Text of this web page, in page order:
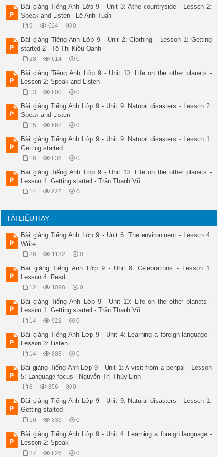
1.There are four advertisements for learning a foreign
2. New English Institute is at 108 Trang Thi Street.
3. Students can study English, Spanish, or Chinese at
4. The first advertisement, English classes start in late
True/ False Statements
three
False
True
French
True
False
True/ False statements
Vocabulary
Shark attack
UNIT 4
LEARNING A FOREIGN LANGUAGE
Lesson 3: READ ( P. 36)
UNIT 4
Lesson 3: READ ( P. 36)
LEARNING A FOREIGN LANGUAGE
UNIT 4
Lesson 3: READ ( P. 36)
Slap the board
Set the scene
Complete
COMPLETE
School
Class time
(Morning/
afternoon/
Language level (beginner/ intermediate/ advanced)
Time to start
Academy of Language
New English Institute
morning, afternoon, evening
advanced
morning
evening
beginner
November
afternoon
evening,
beginner
(today )
Academy of Language
New English Institute
Mr Lam
Here is his notes
Bài giảng Tiếng Anh Lớp 9 - Unit 3: Athe countryside - Lesson 2:
Speak and Listen - Lê Anh Tuấn
9 624 0
Bài giảng Tiếng Anh Lớp 9 - Unit 2: Clothing - Lesson 1: Getting
started 2 - Tô Thị Kiều Oanh
28 614 0
Bài giảng Tiếng Anh Lớp 9 - Unit 10: Life on the other planets -
Lesson 2: Speak and Listen
13 800 0
Bài giảng Tiếng Anh Lớp 9 - Unit 9: Natural disasters - Lesson 2:
Speak and Listen
15 662 0
Bài giảng Tiếng Anh Lớp 9 - Unit 9: Natural disasters - Lesson 1:
Getting started
16 836 0
Bài giảng Tiếng Anh Lớp 9 - Unit 10: Life on the other planets -
Lesson 1: Getting started - Trần Thanh Vũ
14 922 0
TÀI LIỆU HAY
Bài giảng Tiếng Anh Lớp 9 - Unit 6: The environment - Lesson 4:
Write
26 1132 0
Bài giảng Tiếng Anh Lớp 9 - Unit 8: Celebrations - Lesson 1:
Lesson 4: Read
12 1098 0
Bài giảng Tiếng Anh Lớp 9 - Unit 10: Life on the other planets -
Lesson 1: Getting started - Trần Thanh Vũ
14 922 0
Bài giảng Tiếng Anh Lớp 9 - Unit 4: Learning a foreign language -
Lesson 3: Listen
14 888 0
Bài giảng Tiếng Anh Lớp 9 - Unit 1: A visit from a penpal - Lesson
5: Language focus - Nguyễn Thị Thùy Linh
8 856 0
Bài giảng Tiếng Anh Lớp 9 - Unit 9: Natural disasters - Lesson 1:
Getting started
16 836 0
Bài giảng Tiếng Anh Lớp 9 - Unit 4: Learning a foreign language -
Lesson 2: Speak
27 826 0